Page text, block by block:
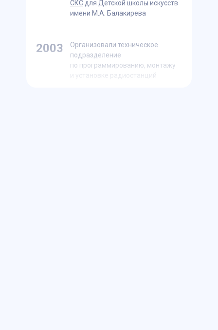
СКС для Детской школы искусств
имени М.А. Балакирева
2003
Организовали техническое
подразделение
по программированию, монтажу
и установке радиостанций